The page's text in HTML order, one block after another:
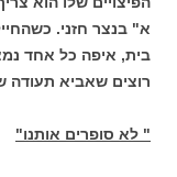
א" בנצר חזני.
בית, איפה כל אחד
רוצים שאביא תעודה
" לא סופרים אותנו"